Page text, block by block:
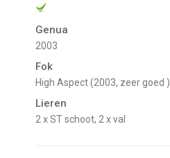
Genua
2003
Fok
High Aspect (2003, zeer goed )
Lieren
2 x ST schoot, 2 x val